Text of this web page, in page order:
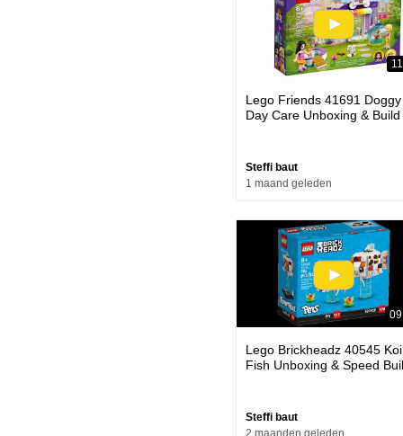
Lego Friends 41691 Doggy
Day Care Unboxing & Build
Steffi baut
1 maand geleden
Lego Brickheadz 40545 Koi
Fish Unboxing & Speed
Steffi baut
2 maanden geleden